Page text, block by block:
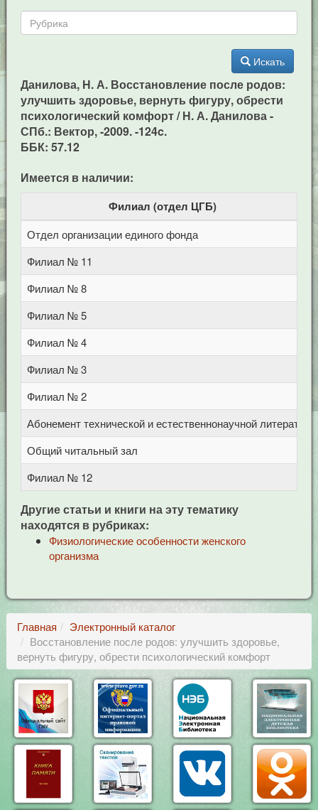
Искать
Данилова, Н. А. Восстановление после родов:
улучшить здоровье, вернуть фигуру, обрести
психологический комфорт / Н. А. Данилова -
СПб.: Вектор, -2009. -124c.
ББК: 57.12
Имеется в наличии:
Филиал (отдел ЦГБ)
Отдел организации единого фонда
Филиал № 11
Филиал № 8
Филиал № 5
Филиал № 4
Филиал № 3
Филиал № 2
Абонемент технической и естественнонаучной литерат
Общий читальный зал
Филиал № 12
Другие статьи и книги на эту тематику
находятся в рубриках:
Физиологические особенности женского
организма
Главная
Электронный каталог
Восстановление после родов: улучшить здоровье,
вернуть фигуру, обрести психологический комфорт